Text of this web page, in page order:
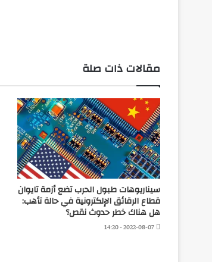
مقالات ذات صلة
سيناريوهات طبول الحرب تضع أزمة تايوان
قطاع الرقائق الإلكترونية في حالة تأهب:
هل هناك خطر حدوث نقص؟
2022-08-07 - 14:20